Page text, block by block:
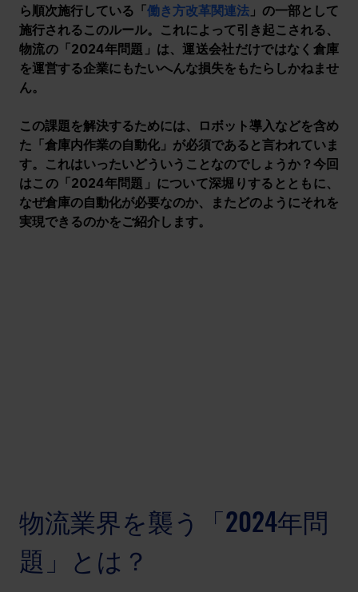
ら順次施行している「働き方改革関連法 」の一部として
施行されるこのルール。これによって引き起こされる、
物流の「2024年問題」は、運送会社だけではなく倉庫
を運営する企業にもたいへんな損失をもたらしかねませ
ん。
この課題を解決するためには、ロボット導入などを含め
た「倉庫内作業の自動化」が必須であると言われていま
す。これはいったいどういうことなのでしょうか？今回
はこの「2024年問題」について深堀りするとともに、
なぜ倉庫の自動化が必要なのか、またどのようにそれを
実現できるのかをご紹介します。
物流業界を襲う「2024年問
題」とは？